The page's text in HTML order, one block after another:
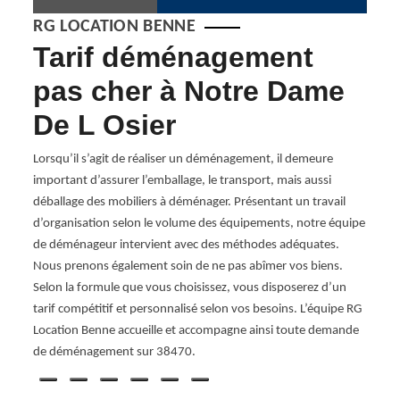
RG LOCATION BENNE
Tarif déménagement
pas cher à Notre Dame
De L Osier
Lorsqu’il s’agit de réaliser un déménagement, il demeure
important d’assurer l’emballage, le transport, mais aussi
déballage des mobiliers à déménager. Présentant un travail
d’organisation selon le volume des équipements, notre équipe
de déménageur intervient avec des méthodes adéquates.
Nous prenons également soin de ne pas abîmer vos biens.
Selon la formule que vous choisissez, vous disposerez d’un
tarif compétitif et personnalisé selon vos besoins. L’équipe RG
Location Benne accueille et accompagne ainsi toute demande
de déménagement sur 38470.